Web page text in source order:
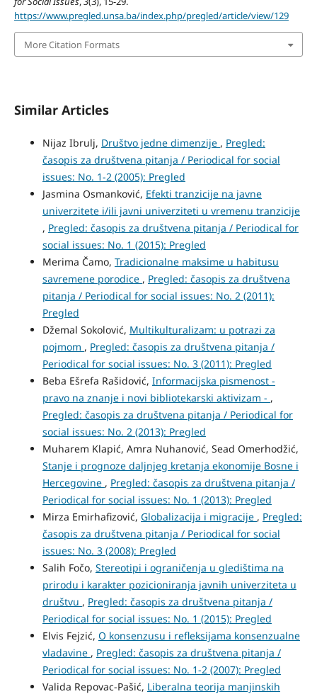
https://www.pregled.unsa.ba/index.php/pregled/article/view/129
More Citation Formats
Similar Articles
Nijaz Ibrulj, Društvo jedne dimenzije , Pregled:
časopis za društvena pitanja / Periodical for social
issues: No. 1-2 (2005): Pregled
Jasmina Osmanković, Efekti tranzicije na javne
univerzitete i/ili javni univerziteti u vremenu tranzicije
, Pregled: časopis za društvena pitanja / Periodical for
social issues: No. 1 (2015): Pregled
Merima Čamo, Tradicionalne maksime u habitusu
savremene porodice , Pregled: časopis za društvena
pitanja / Periodical for social issues: No. 2 (2011):
Pregled
Džemal Sokolović, Multikulturalizam: u potrazi za
pojmom , Pregled: časopis za društvena pitanja /
Periodical for social issues: No. 3 (2011): Pregled
Beba Ešrefa Rašidović, Informacijska pismenost -
pravo na znanje i novi bibliotekarski aktivizam - ,
Pregled: časopis za društvena pitanja / Periodical for
social issues: No. 2 (2013): Pregled
Muharem Klapić, Amra Nuhanović, Sead Omerhodžić,
Stanje i prognoze daljnjeg kretanja ekonomije Bosne i
Hercegovine , Pregled: časopis za društvena pitanja /
Periodical for social issues: No. 1 (2013): Pregled
Mirza Emirhafizović, Globalizacija i migracije , Pregled:
časopis za društvena pitanja / Periodical for social
issues: No. 3 (2008): Pregled
Salih Fočo, Stereotipi i ograničenja u gledištima na
prirodu i karakter pozicioniranja javnih univerziteta u
društvu , Pregled: časopis za društvena pitanja /
Periodical for social issues: No. 1 (2015): Pregled
Elvis Fejzić, O konsenzusu i refleksijama konsenzualne
vladavine , Pregled: časopis za društvena pitanja /
Periodical for social issues: No. 1-2 (2007): Pregled
Valida Repovac-Pašić, Liberalna teorija manjinskih